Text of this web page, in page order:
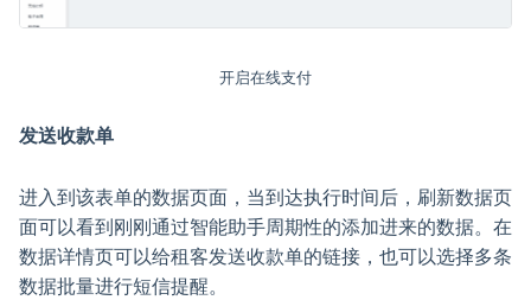
开启在线支付
发送收款单
进入到该表单的数据页面，当到达执行时间后，刷新数据页
面可以看到刚刚通过智能助手周期性的添加进来的数据。在
数据详情页可以给租客发送收款单的链接，也可以选择多条
数据批量进行短信提醒。